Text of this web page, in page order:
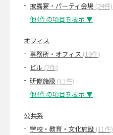
披露宴・パーティ会場 (24件)
他4件の項目を表示 ▼
オフィス
事務所・オフィス (19件)
ビル (7件)
研修施設 (11件)
他4件の項目を表示 ▼
公共系
学校・教育・文化施設 (11件)